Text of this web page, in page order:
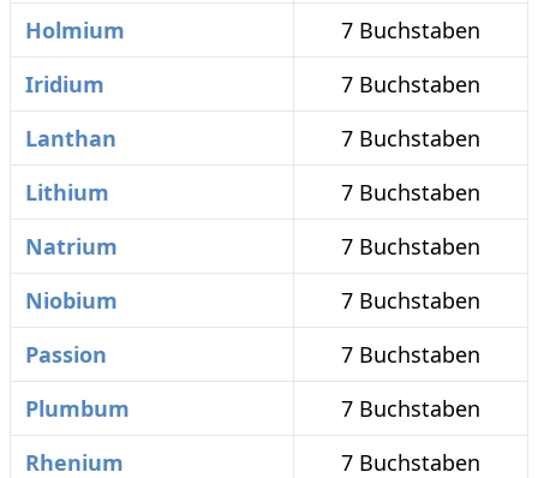
Holmium
7 Buchstaben
Iridium
7 Buchstaben
Lanthan
7 Buchstaben
Lithium
7 Buchstaben
Natrium
7 Buchstaben
Niobium
7 Buchstaben
Passion
7 Buchstaben
Plumbum
7 Buchstaben
Rhenium
7 Buchstaben